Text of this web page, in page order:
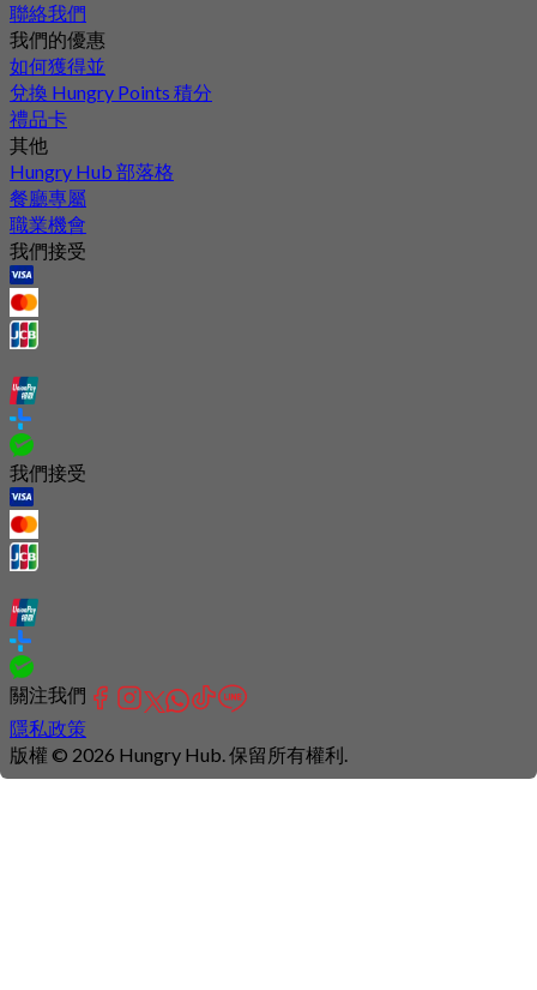
聯絡我們
我們的優惠
如何獲得並
兌換 Hungry Points 積分
禮品卡
其他
Hungry Hub 部落格
餐廳專屬
職業機會
我們接受
我們接受
關注我們
隱私政策
版權 © 2026 Hungry Hub. 保留所有權利.
Connection